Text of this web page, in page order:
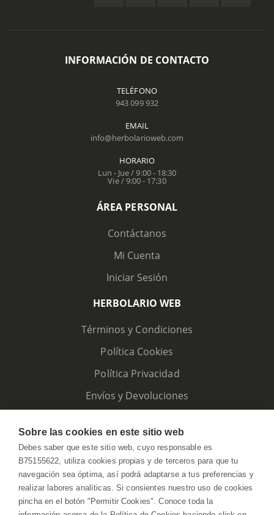
INFORMACIÓN DE CONTACTO
TELÉFONO
943 099 932
EMAIL
info@herbolarioweb.com
HORARIO
Lun - Jue / 9:00 - 18:30
Vie / 9:00 - 17:30
ÁREA PERSONAL
Contáctanos
Mi Cuenta
Iniciar Sesión
HERBOLARIO WEB
Términos y Condiciones
Política Cookies
Política Privacidad
Envíos y Devoluciones
Sobre las cookies en este sitio web
Debes saber que este sitio web, cuyo responsable es
B75155622, utiliza cookies propias y de terceros para que tu
navegación sea óptima, así podrá adaptarse a tus preferencias y
realizar labores analíticas. Si consientes nuestro uso de cookies
pincha en el botón "Permitir Cookies". Conoce toda la